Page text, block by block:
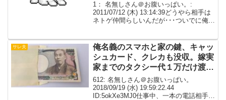
1： 名無しさん＠お腹いっぱい。:
2011/07/12 (木) 13:14:39どうやら相手は
ネトゲ仲間らしいんだが･･･ついでに俺に
腹いっぱい。: 2011/...
サレ夫
俺名義のスマホと家の鍵、キャッ
シュカード、クレカも没収。嫁実
家までのタクシー代１万だけ渡し
て追い出した
612: 名無しさん＠お腹いっぱい。
2018/09/19 (水) 19:59:22.44
ID:5okXe3MJ0仕事中、一本の電話相手は